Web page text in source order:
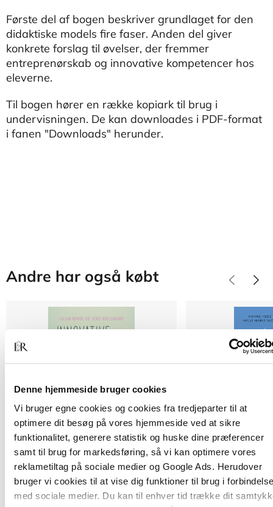
Denne hjemmeside bruger cookies
Vi bruger egne cookies og cookies fra tredjeparter til at
optimere dit besøg på vores hjemmeside ved at sikre
funktionalitet, generere statistik og huske dine præferencer
samt til brug for markedsføring, så vi kan optimere vores
reklametiltag på sociale medier og Google Ads. Herudover
bruger vi cookies til at vise dig funktioner til brug i
med sociale medier. Du kan til enhver tid trække dit
Første del af bogen beskriver grundlaget for den
didaktiske models fire faser. Anden del giver
konkrete forslag til øvelser, der fremmer
entreprenørskab og innovative kompetencer hos
eleverne.
Til bogen hører en række kopiark til brug i
undervisningen. De kan downloades i PDF-format
i fanen "Downloads" herunder.
Andre har også købt
2 formater
Innovative studerende
Jens Boelsmand
2 formater
Legedesign i skole